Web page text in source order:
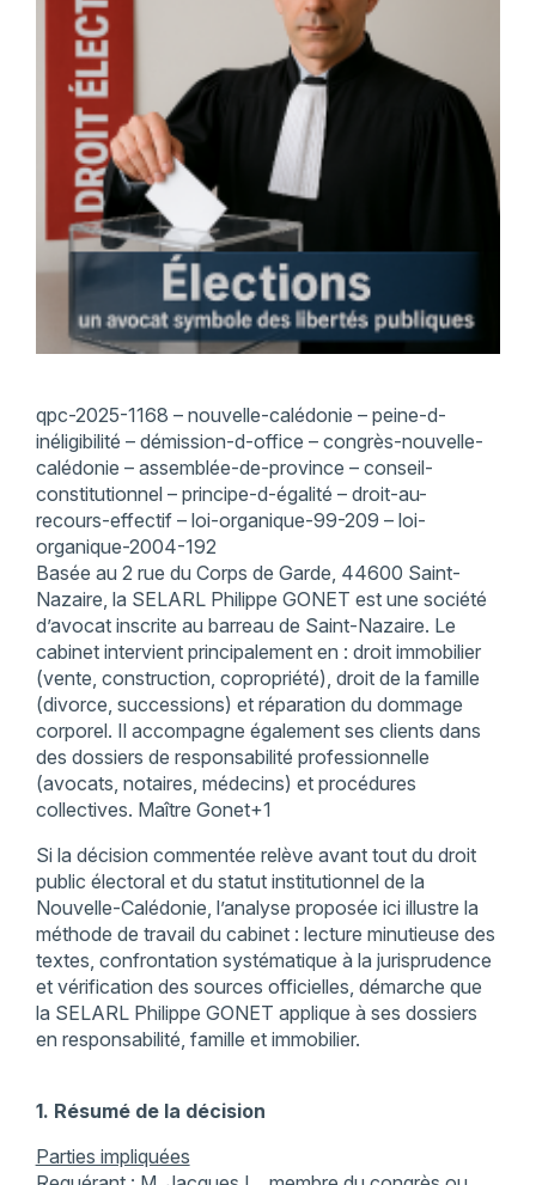
qpc-2025-1168 – nouvelle-calédonie – peine-d-
inéligibilité – démission-d-office – congrès-nouvelle-
calédonie – assemblée-de-province – conseil-
constitutionnel – principe-d-égalité – droit-au-
recours-effectif – loi-organique-99-209 – loi-
organique-2004-192
Basée au 2 rue du Corps de Garde, 44600 Saint-
Nazaire, la SELARL Philippe GONET est une société
d’avocat inscrite au barreau de Saint-Nazaire. Le
cabinet intervient principalement en : droit immobilier
(vente, construction, copropriété), droit de la famille
(divorce, successions) et réparation du dommage
corporel. Il accompagne également ses clients dans
des dossiers de responsabilité professionnelle
(avocats, notaires, médecins) et procédures
collectives. Maître Gonet+1
Si la décision commentée relève avant tout du droit
public électoral et du statut institutionnel de la
Nouvelle-Calédonie, l’analyse proposée ici illustre la
méthode de travail du cabinet : lecture minutieuse des
textes, confrontation systématique à la jurisprudence
et vérification des sources officielles, démarche que
la SELARL Philippe GONET applique à ses dossiers
en responsabilité, famille et immobilier.
1. Résumé de la décision
Parties impliquées